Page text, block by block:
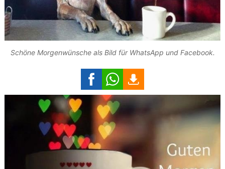
Schöne Morgenwünsche als Bild für WhatsApp und Facebook.